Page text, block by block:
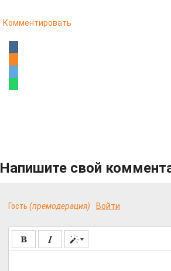
Комментировать
Напишите свой
Гость (премодерация) Войти